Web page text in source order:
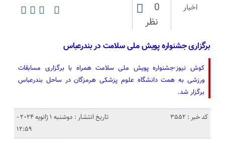
اخبار
0
نظر
برگزاری جشنواره پویش ملی سلامت در بندرعباس
کوش نیوز-جشنواره پویش ملی سلامت همراه با برگزاری مسابقات
ورزشی به همت دانشگاه علوم پزشکی هرمزگان در ساحل بندرعباس
برگزار شد.
کد خبر : 3552
تاریخ انتشار : دوشنبه 1 ژانویه 2024 -
12:59